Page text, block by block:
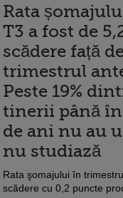
Rata
T3 a fost de
scădere față
trimestrul
Peste 19%
tinerii până
de ani nu au
nu studiază
Rata şomajului în
scădere cu 0,2 puncte